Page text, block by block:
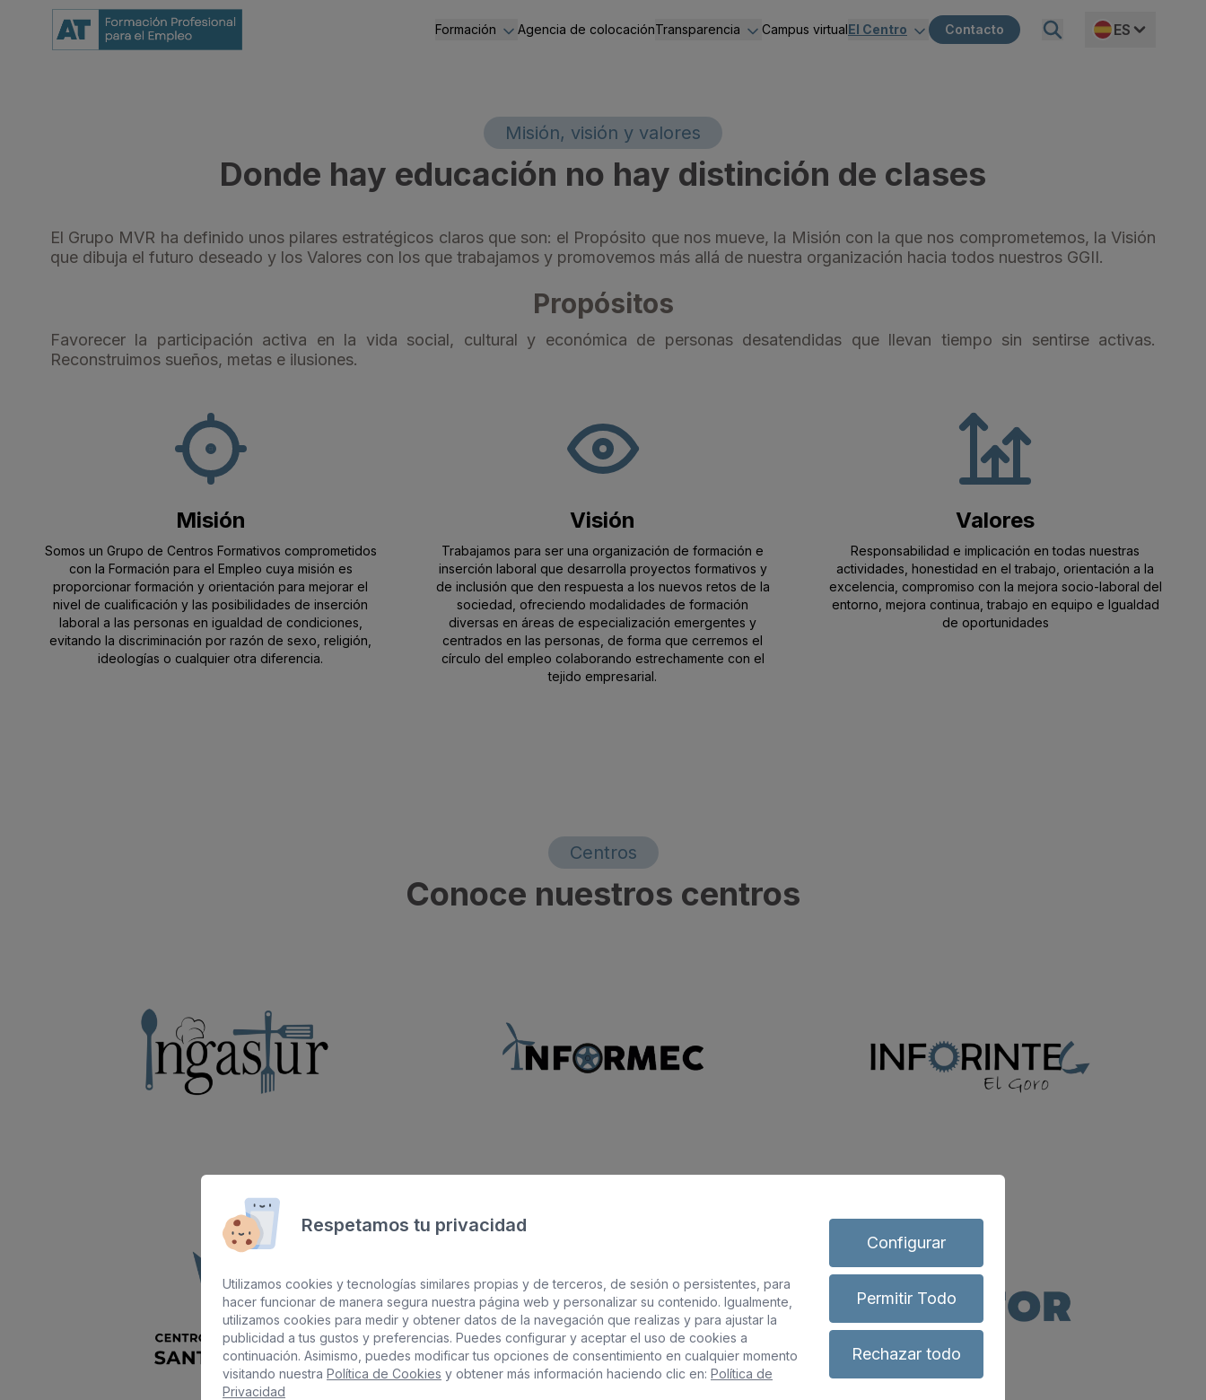
Formación
Servicios Socioculturales
Agencia de colocaciónTransparencia
Normativa de aplicación
Administradores y directivas
Contratos
Ayudas y subvenciones
Información económico-financiera
Campus virtualEl Centro
Misión, visión, propósito y compromiso
Contacto ES
Misión, visión y valores
Donde hay educación no hay distinción de clases
El Grupo MVR ha definido unos pilares estratégicos claros que son: el Propósito que nos mueve, la Misión con la que nos comprometemos, la Visión
que dibuja el futuro deseado y los Valores con los que trabajamos y promovemos más allá de nuestra organización hacia todos nuestros GGII.
Propósitos
Favorecer la participación activa en la vida social, cultural y económica de personas desatendidas que llevan tiempo sin sentirse activas.
Reconstruimos sueños, metas e ilusiones.
Misión
Somos un Grupo de Centros Formativos comprometidos
con la Formación para el Empleo cuya misión es
proporcionar formación y orientación para mejorar el
nivel de cualificación y las posibilidades de inserción
laboral a las personas en igualdad de condiciones,
evitando la discriminación por razón de sexo, religión,
ideologías o cualquier otra diferencia.
Visión
Trabajamos para ser una organización de formación e
inserción laboral que desarrolla proyectos formativos y
de inclusión que den respuesta a los nuevos retos de la
sociedad, ofreciendo modalidades de formación
diversas en áreas de especialización emergentes y
centrados en las personas, de forma que cerremos el
círculo del empleo colaborando estrechamente con el
tejido empresarial.
Valores
Responsabilidad e implicación en todas nuestras
actividades, honestidad en el trabajo, orientación a la
excelencia, compromiso con la mejora socio-laboral del
entorno, mejora continua, trabajo en equipo e Igualdad
de oportunidades
Centros
Conoce nuestros centros
Respetamos tu privacidad
Utilizamos cookies y tecnologías similares propias y de terceros, de sesión o persistentes, para
hacer funcionar de manera segura nuestra página web y personalizar su contenido. Igualmente,
utilizamos cookies para medir y obtener datos de la navegación que realizas y para ajustar la
publicidad a tus gustos y preferencias. Puedes configurar y aceptar el uso de cookies a
continuación. Asimismo, puedes modificar tus opciones de consentimiento en cualquier momento
visitando nuestra Política de Cookies y obtener más información haciendo clic en: Política de
Privacidad
Configurar
Permitir Todo
Rechazar todo